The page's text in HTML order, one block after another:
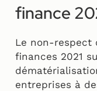
finance
Le non-respect
finances 2021
entreprises à